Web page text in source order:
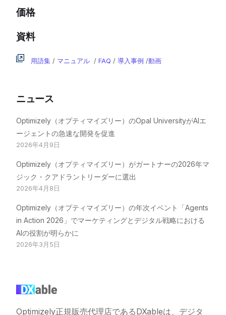
価格
資料
用語集 / マニュアル /FAQ /導入事例 /動画
ニュース
Optimizely（オプティマイズリー）のOpal UniversityがAIエ
ージェントの急速な開発を促進
2026年4月9日
Optimizely（オプティマイズリー）がガートナーの2026年マ
ジック・クアドラントリーダーに選出
2026年4月8日
Optimizely（オプティマイズリー）の年次イベント「Agents
in Action 2026」でマーケティングとデジタル戦略における
AIの役割が明らかに
2026年3月5日
Optimizely正規販売代理店であるDXableは、デジタ